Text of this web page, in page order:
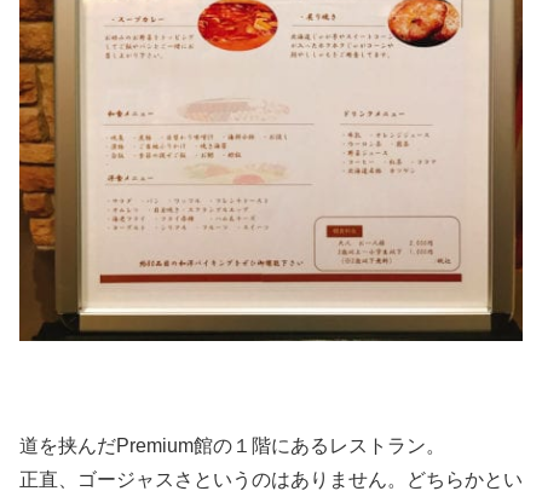
道を挟んだPremium館の１階にあるレストラン。
正直、ゴージャスさというのはありません。どちらかとい